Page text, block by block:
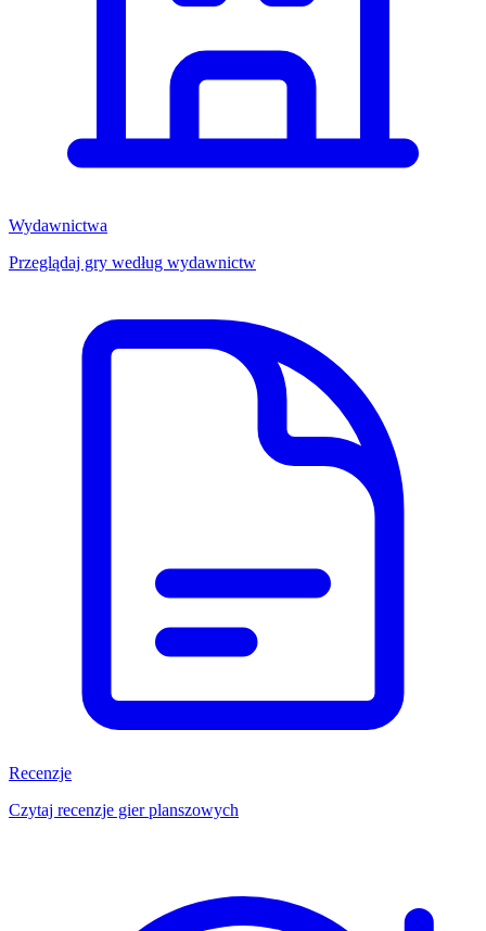
Wydawnictwa
Przeglądaj gry według wydawnictw
Recenzje
Czytaj recenzje gier planszowych